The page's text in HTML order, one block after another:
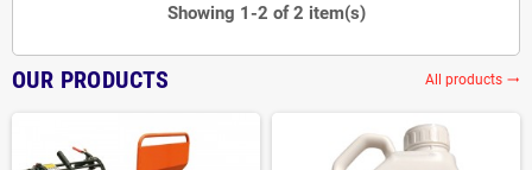
Showing 1-2 of 2 item(s)
OUR PRODUCTS All products trending_flat